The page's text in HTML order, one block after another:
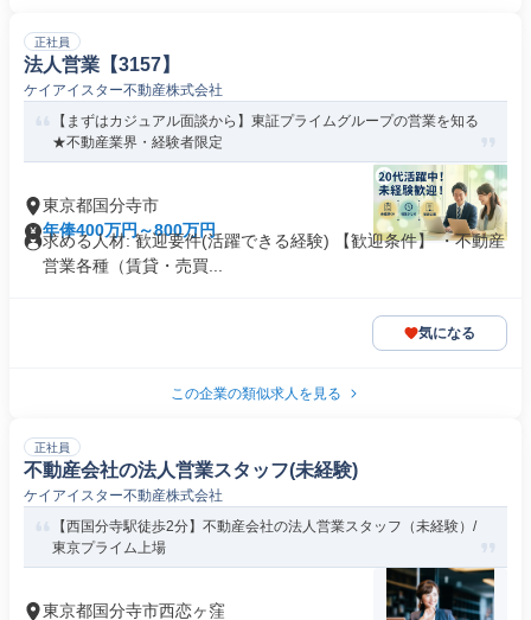
正社員
法人営業【3157】
ケイアイスター不動産株式会社
【まずはカジュアル面談から】東証プライムグループの営業を知る
★不動産業界・経験者限定
東京都国分寺市
年俸400万円～800万円
求める人材: 歓迎要件(活躍できる経験) 【歓迎条件】 ・不動産
営業各種（賃貸・売買...
気になる
この企業の類似求人を見る
正社員
不動産会社の法人営業スタッフ(未経験)
ケイアイスター不動産株式会社
【西国分寺駅徒歩2分】不動産会社の法人営業スタッフ（未経験）/
東京プライム上場
東京都国分寺市西恋ヶ窪